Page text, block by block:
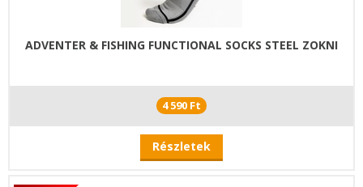
ADVENTER & FISHING FUNCTIONAL SOCKS STEEL ZOKNI
4 590 Ft
Részletek